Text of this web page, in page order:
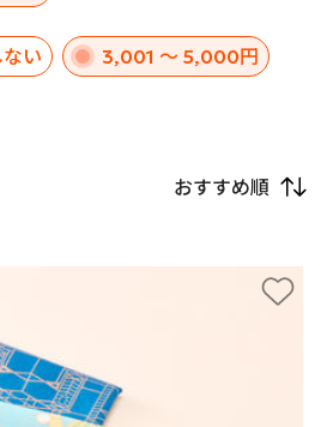
い 3,001 ～ 5,000円
おすすめ順